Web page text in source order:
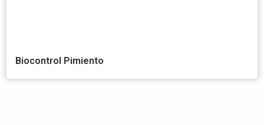
Biocontrol Pimiento